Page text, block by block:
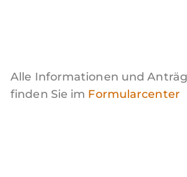
Alle Informationen und
finden Sie im Formularcenter